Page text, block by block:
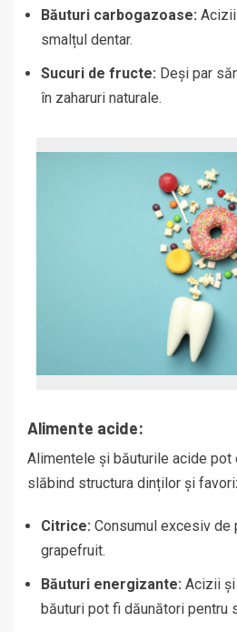
Băuturi carbogazoase:
smalțul dentar.
Sucuri de fructe: Deși par
în zaharuri naturale.
Alimente acide:
Alimentele și băuturile acide pot
slăbind structura dinților și
Citrice: Consumul excesiv de
grapefruit.
Băuturi energizante: Acizii și
băuturi pot fi dăunători pentru